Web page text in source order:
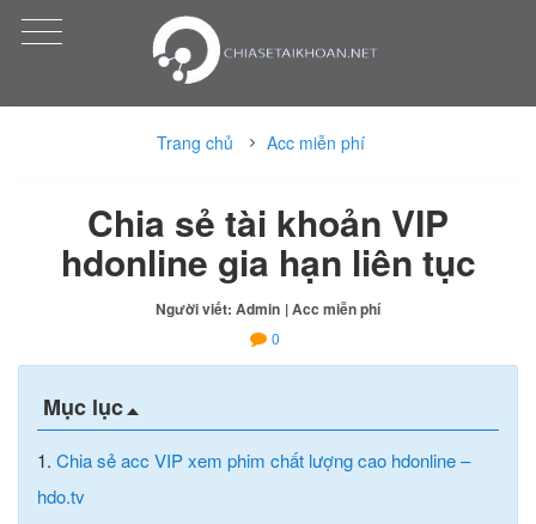
Trang chủ Acc miễn phí
Chia sẻ tài khoản VIP
hdonline gia hạn liên tục
Người viết: Admin | Acc miễn phí
0
Mục lục
1. Chia sẻ acc VIP xem phim chất lượng cao hdonline –
hdo.tv